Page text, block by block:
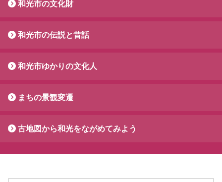
和光市の文化財
和光市の伝説と昔話
和光市ゆかりの文化人
まちの景観変遷
古地図から和光をながめてみよう